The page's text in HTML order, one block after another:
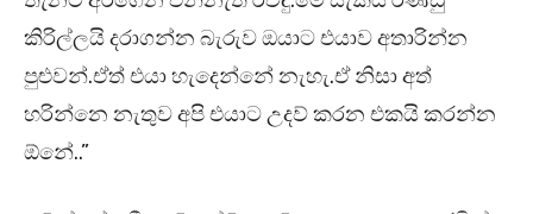
කිරිල්ලයි දරාගන්න බැරුව ඔයාට එයාව අතාරින්න
පුළුවන්.ඒත් එයා හැදෙන්නේ නැහැ.ඒ නිසා අත්
හරින්නෙ නැතුව අපි එයාට උදව් කරන එකයි කරන්න
ඕනේ..”